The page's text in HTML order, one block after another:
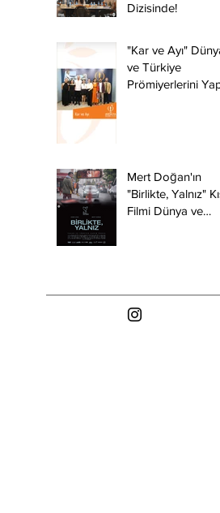
Dizisinde!
"Kar ve Ayı"
ve Türkiye
Prömiyerlerini
Mert Doğan'ın
"Birlikte, Yalnız"
Filmi Dünya ve